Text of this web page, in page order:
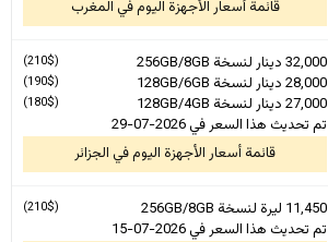
قائمة أسعار الأجهزة اليوم في المغرب
32,000
(210$)
دينار لنسخة 256GB/8GB
28,000
(190$)
دينار لنسخة 128GB/6GB
27,000
(180$)
دينار لنسخة 128GB/4GB
تم تحديث هذا السعر في 2026-07-29
قائمة أسعار الأجهزة اليوم في الجزائر
11,450
(210$)
ليرة لنسخة 256GB/8GB
تم تحديث هذا السعر في 2026-07-15